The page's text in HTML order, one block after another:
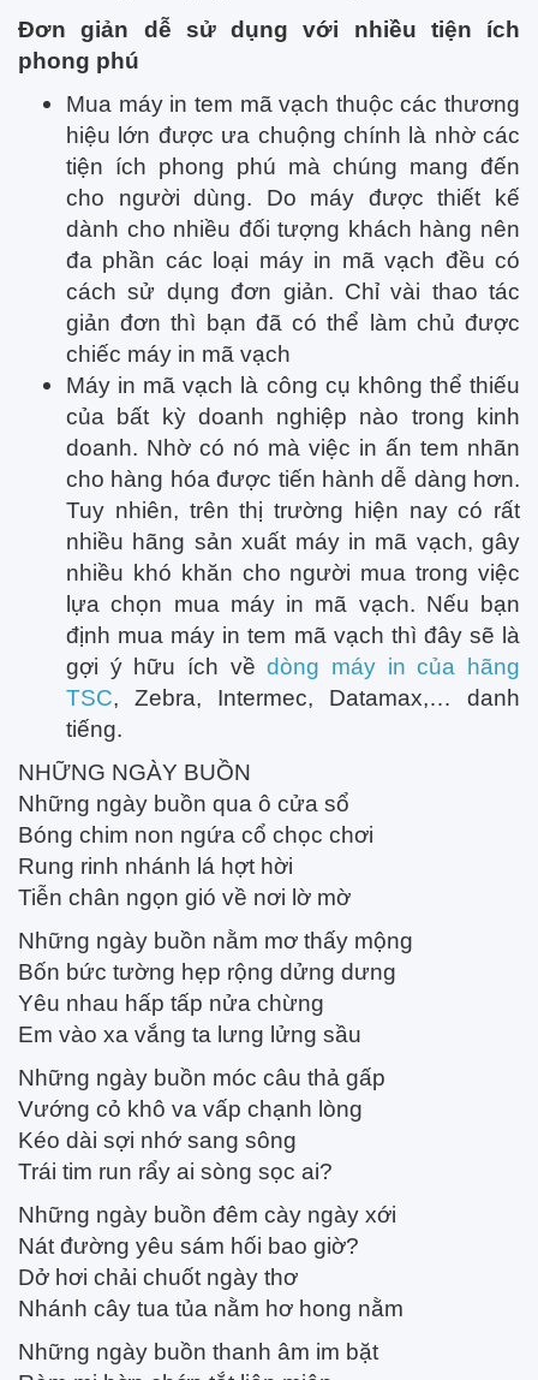
Đơn giản dễ sử dụng với nhiều tiện ích
phong phú
Mua máy in tem mã vạch thuộc các thương
hiệu lớn được ưa chuộng chính là nhờ các
tiện ích phong phú mà chúng mang đến
cho người dùng. Do máy được thiết kế
dành cho nhiều đối tượng khách hàng nên
đa phần các loại máy in mã vạch đều có
cách sử dụng đơn giản. Chỉ vài thao tác
giản đơn thì bạn đã có thể làm chủ được
chiếc máy in mã vạch
Máy in mã vạch là công cụ không thể thiếu
của bất kỳ doanh nghiệp nào trong kinh
doanh. Nhờ có nó mà việc in ấn tem nhãn
cho hàng hóa được tiến hành dễ dàng hơn.
Tuy nhiên, trên thị trường hiện nay có rất
nhiều hãng sản xuất máy in mã vạch, gây
nhiều khó khăn cho người mua trong việc
lựa chọn mua máy in mã vạch. Nếu bạn
định mua máy in tem mã vạch thì đây sẽ là
gợi ý hữu ích vềdòng máy in của hãng
TSC, Zebra, Intermec, Datamax,… danh
tiếng.
NHỮNG NGÀY BUỒN
Những ngày buồn qua ô cửa sổ
Bóng chim non ngứa cổ chọc chơi
Rung rinh nhánh lá hợt hời
Tiễn chân ngọn gió về nơi lờ mờ
Những ngày buồn nằm mơ thấy mộng
Bốn bức tường hẹp rộng dửng dưng
Yêu nhau hấp tấp nửa chừng
Em vào xa vắng ta lưng lửng sầu
Những ngày buồn móc câu thả gấp
Vướng cỏ khô va vấp chạnh lòng
Kéo dài sợi nhớ sang sông
Trái tim run rẩy ai sòng sọc ai?
Những ngày buồn đêm cày ngày xới
Nát đường yêu sám hối bao giờ?
Dở hơi chải chuốt ngày thơ
Nhánh cây tua tủa nằm hơ hong nằm
Những ngày buồn thanh âm im bặt